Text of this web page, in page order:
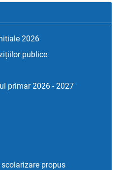
2026
publice
primar 2026 - 2027
propus